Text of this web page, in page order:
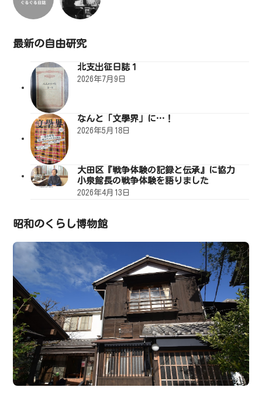
最新の自由研究
北支出征日誌１
2026年7月9日
なんと「文學界」に…！
2026年5月18日
大田区『戦争体験の記録と伝承』に協力
小泉館長の戦争体験を語りました
2026年4月13日
昭和のくらし博物館